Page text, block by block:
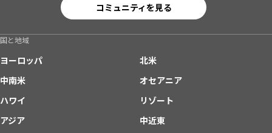
コミュニティを見る
国と地域
ヨーロッパ
北米
中南米
オセアニア
ハワイ
リゾート
アジア
中近東